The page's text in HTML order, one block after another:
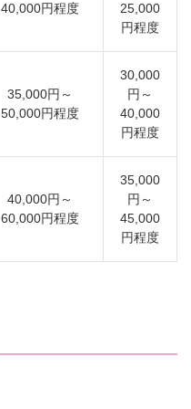
40,000円程度
25,000
円程度
35,000円～
50,000円程度
30,000
円～
40,000
円程度
40,000円～
60,000円程度
35,000
円～
45,000
円程度